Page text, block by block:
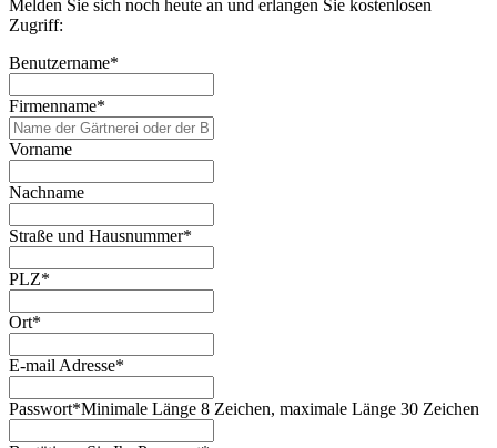
Melden Sie sich noch heute an und erlangen Sie kostenlosen
Zugriff:
Benutzername*
Firmenname*
Vorname
Nachname
Straße und Hausnummer*
PLZ*
Ort*
E-mail Adresse*
Passwort*Minimale Länge 8 Zeichen, maximale Länge 30 Zeichen